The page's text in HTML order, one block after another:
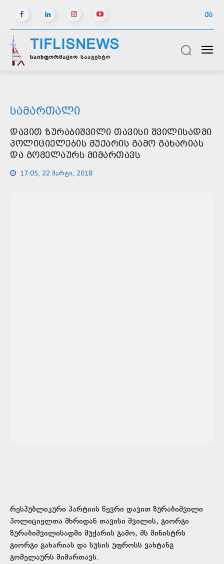
ᲥᲐ
TIFLISNEWS
საინფორმაციო სააგენტო
ᲡᲐᲛᲐᲠᲗᲐᲚᲘ
ᲓᲐᲕᲘᲗ ᲖᲣᲠᲐᲑᲘᲨᲕᲘᲚᲘ ᲗᲐᲕᲘᲡᲘ ᲨᲕᲘᲚᲘᲡᲐᲓᲛᲘ
ᲞᲝᲚᲘᲪᲘᲔᲚᲔᲑᲘᲡ ᲛᲣᲥᲐᲠᲘᲡ ᲒᲐᲛᲝ ᲒᲐᲮᲐᲠᲘᲐᲡ
ᲓᲐ ᲒᲝᲛᲔᲚᲐᲣᲠᲡ ᲛᲘᲛᲐᲠᲗᲐᲕᲡ
17:05, 22 მარტი, 2018
რესპუბლიკური პარტიის წევრი დავით ზურაბიშვილი
პოლიციელთა მხრიდან თავისი შვილის, გიორგი
ზურაბიშვილისადმი მუქარის გამო, შს მინისტრს
გიორგი გახარიას და სუსის უფროსს ვახტანგ
გომელაურს მიმართავს.